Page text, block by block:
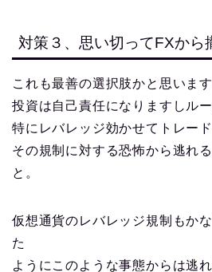
対策３、思い切ってFXから
これも最善の選択肢かと思います
投資は自己責任になりますしル
特にレバレッジ効かせてトレー
その規制に対する恐怖から逃れ
と。
仮想通貨のレバレッジ規制もか
た
ようにこのような事態からは逃